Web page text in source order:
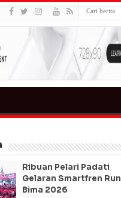
Ribuan Pelari Padati
Gelaran Smartfren Run
Bima 2026